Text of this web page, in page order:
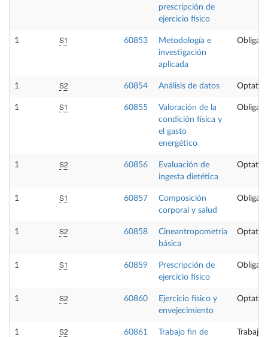
prescripción de
ejercicio físico
1 S1 60853
Metodología e
investigación
aplicada
1 S2 60854 Análisis de datos
1 S1 60855
Valoración de la
condición física y
el gasto
energético
1 S2 60856
Evaluación de
ingesta dietética
1 S1 60857
Composición
corporal y salud
1 S2 60858
Cineantropometría
básica
1 S1 60859
Prescripción de
ejercicio físico
1 S2 60860
Ejercicio físico y
envejecimiento
1 S2 60861
Trabajo fin de